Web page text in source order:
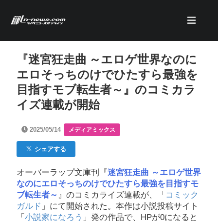
『迷宮狂走曲 ～エロゲ世界なのに
エロそっちのけでひたすら最強を
目指すモブ転生者～』のコミカラ
イズ連載が開始
2025/05/14 メディアミックス
シェアする
オーバーラップ文庫刊『 迷宮狂走曲 ～エロゲ世界
なのにエロそっちのけでひたすら最強を目指すモ
ブ転生者～ 』のコミカライズ連載が、「 コミック
ガルド 」にて開始された。本作は小説投稿サイト
「 小説家になろう 」発の作品で、HPが0になると